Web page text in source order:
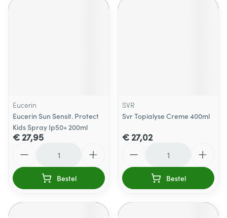
Eucerin
Eucerin Sun Sensit. Protect
Kids Spray Ip50+ 200ml
€ 27,95
Bestel
SVR
Svr Topialyse Creme 400ml
€ 27,02
Bestel